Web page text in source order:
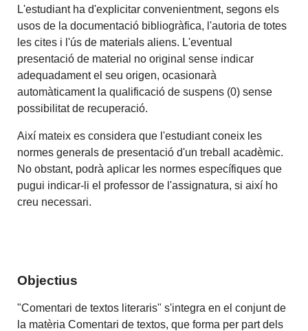
L'estudiant ha d'explicitar convenientment, segons els
usos de la documentació bibliogràfica, l'autoria de totes
les cites i l'ús de materials aliens. L'eventual
presentació de material no original sense indicar
adequadament el seu origen, ocasionarà
automàticament la qualificació de suspens (0) sense
possibilitat de recuperació.
Així mateix es considera que l'estudiant coneix les
normes generals de presentació d'un treball acadèmic.
No obstant, podrà aplicar les normes específiques que
pugui indicar-li el professor de l'assignatura, si així ho
creu necessari.
Objectius
"Comentari de textos literaris" s'integra en el conjunt de
la matèria Comentari de textos, que forma per part dels